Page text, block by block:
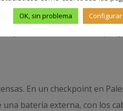
Tras la partida de sus
y, desde allí, a Irak, Turquía
En un checkpoint en
batería externa, con los
OK, sin problema Configurar